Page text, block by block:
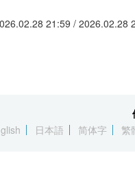
21:59 / 2026.02.28
日本語 简体字 繁